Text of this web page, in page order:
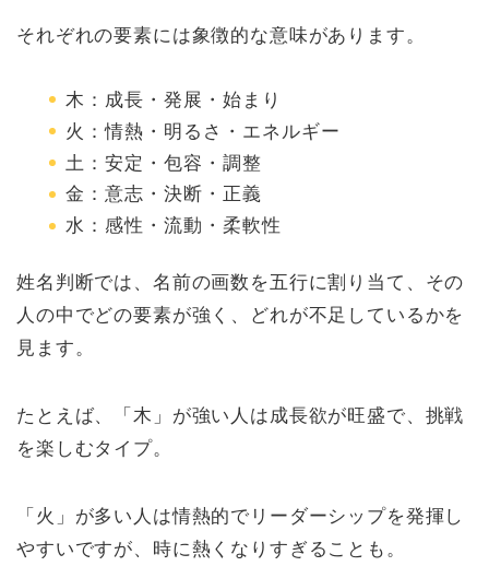
それぞれの要素には象徴的な意味があります。
木：成長・発展・始まり
火：情熱・明るさ・エネルギー
土：安定・包容・調整
金：意志・決断・正義
水：感性・流動・柔軟性
姓名判断では、名前の画数を五行に割り当て、その
人の中でどの要素が強く、どれが不足しているかを
見ます。
たとえば、「木」が強い人は成長欲が旺盛で、挑戦
を楽しむタイプ。
「火」が多い人は情熱的でリーダーシップを発揮し
やすいですが、時に熱くなりすぎることも。